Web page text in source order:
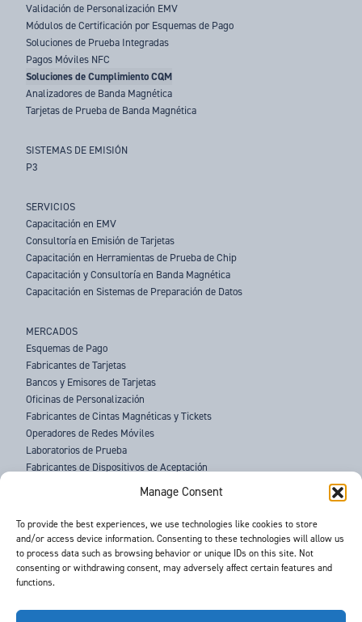
Manage Consent
To provide the best experiences, we use technologies like cookies to store
and/or access device information. Consenting to these technologies will allow us
to process data such as browsing behavior or unique IDs on this site. Not
consenting or withdrawing consent, may adversely affect certain features and
functions.
Validación de Personalización EMV
Módulos de Certificación por Esquemas de Pago
Soluciones de Prueba Integradas
Pagos Móviles NFC
Soluciones de Cumplimiento CQM
Analizadores de Banda Magnética
Tarjetas de Prueba de Banda Magnética
SISTEMAS DE EMISIÓN
P3
SERVICIOS
Capacitación en EMV
Consultoría en Emisión de Tarjetas
Capacitación en Herramientas de Prueba de Chip
Capacitación y Consultoría en Banda Magnética
Capacitación en Sistemas de Preparación de Datos
MERCADOS
Esquemas de Pago
Fabricantes de Tarjetas
Bancos y Emisores de Tarjetas
Oficinas de Personalización
Fabricantes de Cintas Magnéticas y Tickets
Operadores de Redes Móviles
Laboratorios de Prueba
Fabricantes de Dispositivos de Aceptación
SOBRE NOSOTROS
SOPORTE
NOTICIAS
EVENTOS
TÉRMINOS Y CONDICIONES